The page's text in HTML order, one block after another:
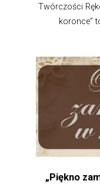
Twórczości
koronce”
„Piękno